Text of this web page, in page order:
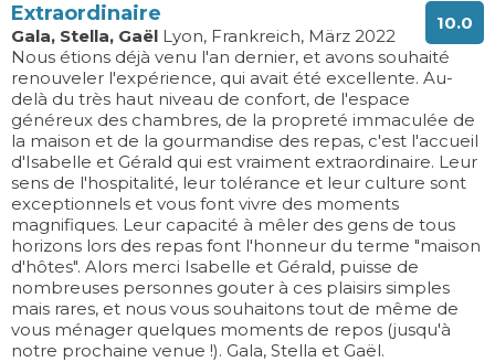
10.0
Extraordinaire
Gala, Stella, Gaël Lyon, Frankreich, März 2022
Nous étions déjà venu l'an dernier, et avons souhaité
renouveler l'expérience, qui avait été excellente. Au-
delà du très haut niveau de confort, de l'espace
généreux des chambres, de la propreté immaculée de
la maison et de la gourmandise des repas, c'est l'accueil
d'Isabelle et Gérald qui est vraiment extraordinaire. Leur
sens de l'hospitalité, leur tolérance et leur culture sont
exceptionnels et vous font vivre des moments
magnifiques. Leur capacité à mêler des gens de tous
horizons lors des repas font l'honneur du terme "maison
d'hôtes". Alors merci Isabelle et Gérald, puisse de
nombreuses personnes gouter à ces plaisirs simples
mais rares, et nous vous souhaitons tout de même de
vous ménager quelques moments de repos (jusqu'à
notre prochaine venue !). Gala, Stella et Gaël.